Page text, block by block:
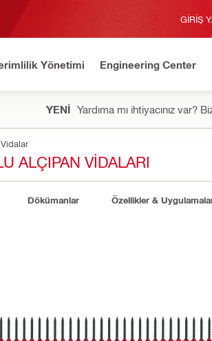
GIRIŞ
Yönetimi Engineering Center
YENİ Yardıma mı ihtiyacınız var?
Vidalar
ALÇIPAN VIDALARI
Dökümanlar Özellikler &